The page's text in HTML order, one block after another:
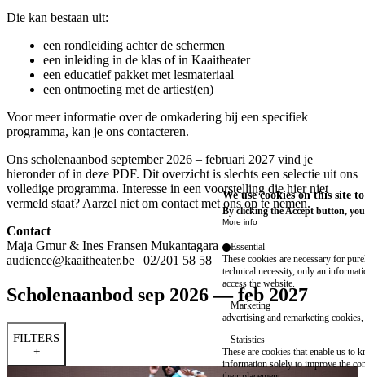
Die kan bestaan uit:
een rondleiding achter de schermen
een inleiding in de klas of in Kaaitheater
een educatief pakket met lesmateriaal
een ontmoeting met de artiest(en)
Voor meer informatie over de omkadering bij een specifiek
programma, kan je ons contacteren.
Ons scholenaanbod september 2026 – februari 2027 vind je
hieronder of in deze PDF. Dit overzicht is slechts een selectie uit ons
volledige programma. Interesse in een voorstelling die hier niet
vermeld staat? Aarzel niet om contact met ons op te nemen.
Contact
Maja Gmur & Ines Fransen Mukantagara
audience@kaaitheater.be | 02/201 58 58
Scholenaanbod sep 2026 — feb 2027
FILTERS
+
We use cookies on this site
By clicking the Accept button,
More info
Essential
These cookies are necessary for
technical necessity, only an
access the website.
Marketing
advertising and remarketing cookies,
Statistics
These are cookies that enable us to
information solely to improve the